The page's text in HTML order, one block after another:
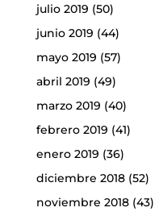
julio 2019 (50)
junio 2019 (44)
mayo 2019 (57)
abril 2019 (49)
marzo 2019 (40)
febrero 2019 (41)
enero 2019 (36)
diciembre 2018(52)
noviembre 2018(43)